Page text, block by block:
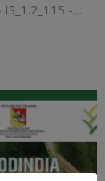
IS_1.2_115 -…